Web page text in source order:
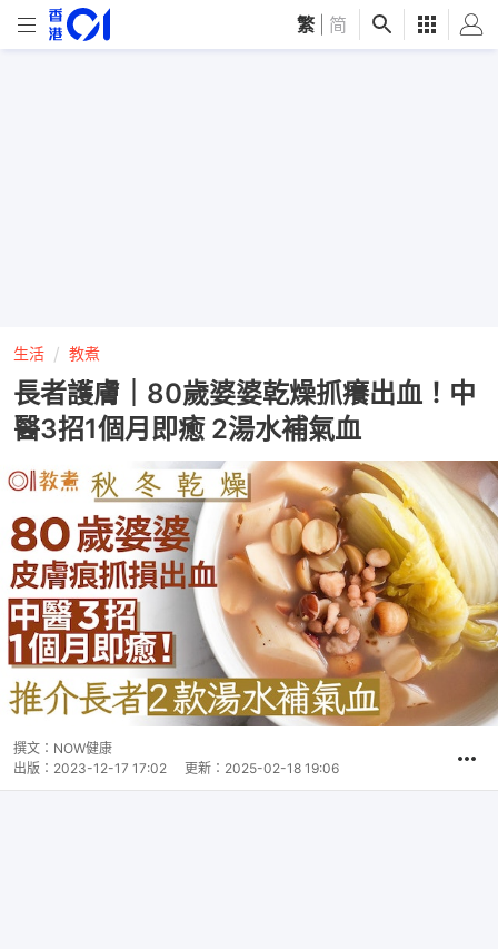
繁 简
生活 教煮
長者護膚｜80歲婆婆乾燥抓癢出血！中
醫3招1個月即癒 2湯水補氣血
撰文： NOW健康
出版： 2023-12-17 17:02 更新： 2025-02-18 19:06